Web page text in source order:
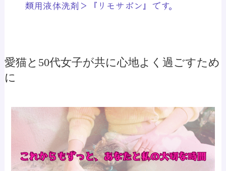
類用液体洗剤＞『リモサボン』です。
愛猫と50代女子が共に心地よく過ごすため
に